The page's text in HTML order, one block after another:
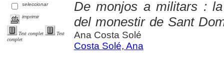
seleccionar
imprimir
Text complet
Text
complet
De monjos a militars :
del monestir de Sant
Ana Costa Solé
Costa Solé, Ana